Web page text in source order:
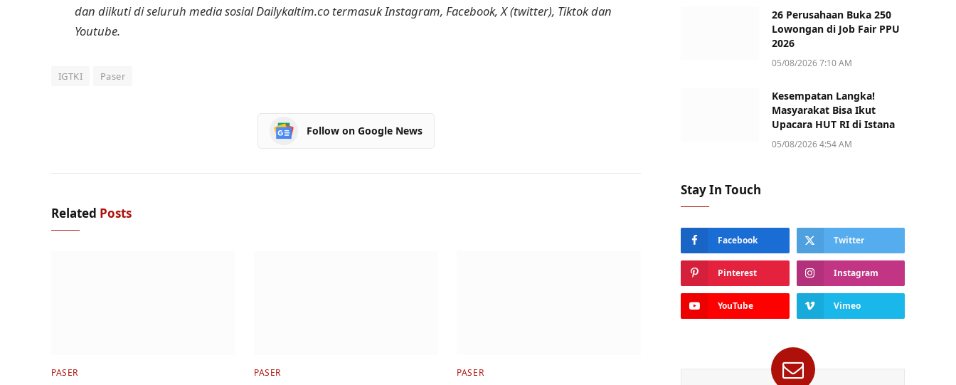
dan diikuti di seluruh media sosial Dailykaltim.co termasuk Instagram, Facebook, X (twitter), Tiktok dan
Youtube.
IGTKI Paser
Follow on Google News
Related Posts
PASER PASER PASER
26 Perusahaan Buka 250
Lowongan di Job Fair PPU
2026
05/08/2026 7:10 AM
Kesempatan Langka!
Masyarakat Bisa Ikut
Upacara HUT RI di Istana
05/08/2026 4:54 AM
Stay In Touch
Facebook Twitter
Pinterest Instagram
YouTube Vimeo